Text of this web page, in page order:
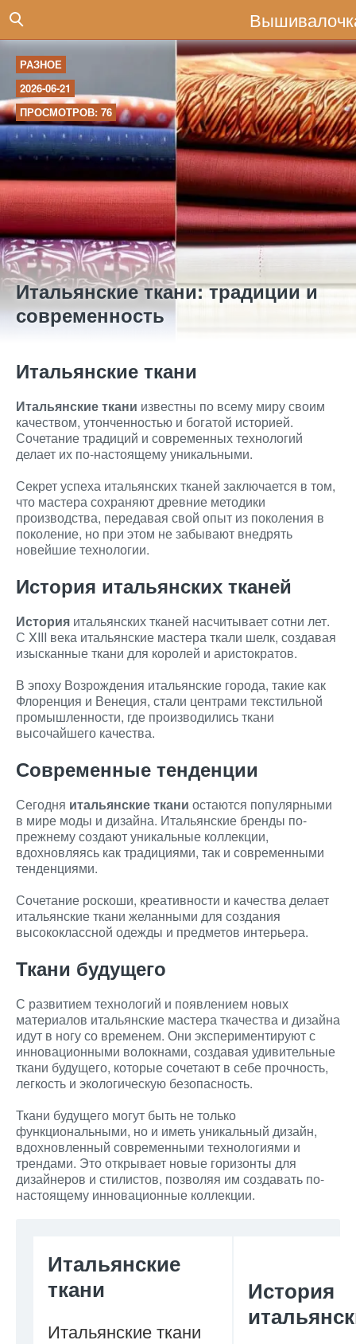
РАЗНОЕ
2026-06-21
ПРОСМОТРОВ: 76
Итальянские ткани: традиции и
современность
Итальянские ткани
Итальянские ткани известны по всему миру своим
качеством, утонченностью и богатой историей.
Сочетание традиций и современных технологий
делает их по-настоящему уникальными.
Секрет успеха итальянских тканей заключается в том,
что мастера сохраняют древние методики
производства, передавая свой опыт из поколения в
поколение, но при этом не забывают внедрять
новейшие технологии.
История итальянских тканей
История итальянских тканей насчитывает сотни лет.
С XIII века итальянские мастера ткали шелк, создавая
изысканные ткани для королей и аристократов.
В эпоху Возрождения итальянские города, такие как
Флоренция и Венеция, стали центрами текстильной
промышленности, где производились ткани
высочайшего качества.
Современные тенденции
Сегодня итальянские ткани остаются популярными
в мире моды и дизайна. Итальянские бренды по-
прежнему создают уникальные коллекции,
вдохновляясь как традициями, так и современными
тенденциями.
Сочетание роскоши, креативности и качества делает
итальянские ткани желанными для создания
высококлассной одежды и предметов интерьера.
Ткани будущего
С развитием технологий и появлением новых
материалов итальянские мастера ткачества и дизайна
идут в ногу со временем. Они экспериментируют с
инновационными волокнами, создавая удивительные
ткани будущего, которые сочетают в себе прочность,
легкость и экологическую безопасность.
Ткани будущего могут быть не только
функциональными, но и иметь уникальный дизайн,
вдохновленный современными технологиями и
трендами. Это открывает новые горизонты для
дизайнеров и стилистов, позволяя им создавать по-
настоящему инновационные коллекции.
Итальянские
ткани
Итальянские ткани
История